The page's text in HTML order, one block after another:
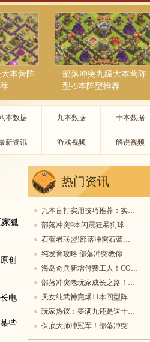
本营阵
部落冲突九级大本营阵
型-9本阵型推荐
本数据 九本数据 十本数据
新资讯 游戏视频 解说视频
狐
创
电
些
热门资讯
九本盲打实用技巧推荐：实…
部落冲突9本闪震狂暴狗球…
石蓝者联盟!部落冲突石蓝…
纯发育攻略 部落冲突教你…
海岛奇兵新增付费工人！CO…
部落冲突老玩家成长之路！…
天女纯武神完爆11本回型阵…
玩家热议：要满九还是速十…
保底大师冲冠军！部落冲突…